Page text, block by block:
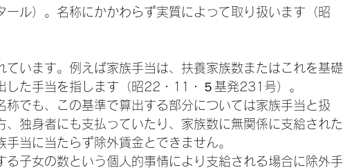
ール）。名称にかかわらず実質によって取り扱います（昭
います。例えば家族手当は、扶養家族数またはこれを基礎
した手当を指します（昭22・11・５基発231号）。
でも、この基準で算出する部分については家族手当と扱
、独身者にも支払っていたり、家族数に無関係に支給された
当に当たらず除外賃金とできません。
子女の数という個人的事情により支給される場合に除外手